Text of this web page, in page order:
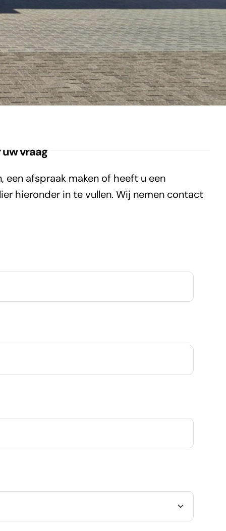
vraag
afspraak maken of heeft u een
hieronder in te vullen. Wij nemen contact